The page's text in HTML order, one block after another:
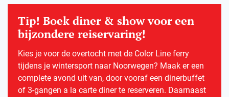
Tip! Boek diner & show voor een
bijzondere reiservaring!
Kies je voor de overtocht met de Color Line ferry
tijdens je wintersport naar Noorwegen? Maak er een
complete avond uit van, door vooraf een dinerbuffet
of 3-gangen a la carte diner te reserveren. Daarnaast